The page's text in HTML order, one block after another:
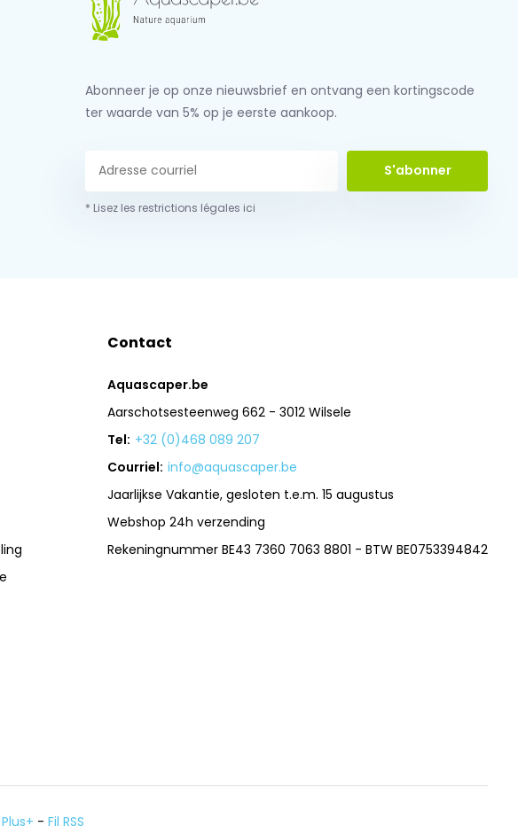
Abonneer je op onze nieuwsbrief en ontvang een kortingscode
ter waarde van 5% op je eerste aankoop.
S'abonner
* Lisez les restrictions légales ici
Contact
Aquascaper.be
Aarschotsesteenweg 662 - 3012 Wilsele
Tel: +32 (0)468 089 207
Courriel: info@aquascaper.be
Jaarlijkse Vakantie, gesloten t.e.m. 15 augustus
Webshop 24h verzending
Rekeningnummer BE43 7360 7063 8801 - BTW BE0753394842
Plus+ - Fil RSS